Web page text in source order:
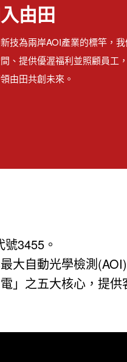
由田
技為兩岸AOI產業的標竿，
、提供優渥福利並照顧員工
由田共創未來。
3455。
大自動光學檢測
」之五大核心，提